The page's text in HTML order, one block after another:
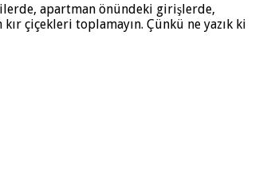
apartman önündeki girişlerde,
çiçekleri toplamayın. Çünkü ne yazık ki